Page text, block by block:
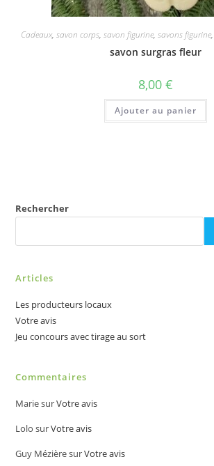
Cadeaux, savon corps, savon figurine, savons figurine,
savon surgras fleur
8,00 €
Ajouter au panier
Rechercher
Articles
Les producteurs locaux
Votre avis
Jeu concours avec tirage au sort
Commentaires
MariesurVotre avis
Lolo surVotre avis
Guy MézièresurVotre avis